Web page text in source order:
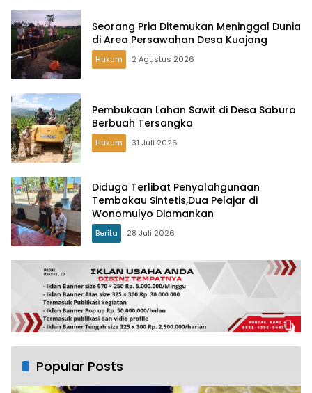
Seorang Pria Ditemukan Meninggal Dunia
di Area Persawahan Desa Kuajang
Hukum 2 Agustus 2026
Pembukaan Lahan Sawit di Desa Sabura
Berbuah Tersangka
Hukum 31 Juli 2026
Diduga Terlibat Penyalahgunaan
Tembakau Sintetis,Dua Pelajar di
Wonomulyo Diamankan
Berita 28 Juli 2026
Popular Posts